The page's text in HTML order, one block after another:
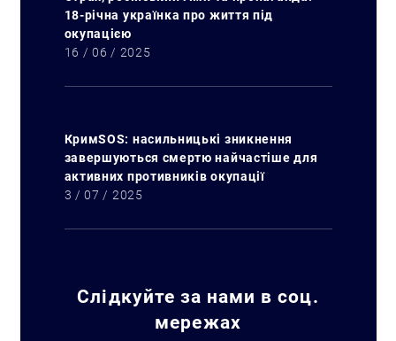
18-річна українка про життя під
окупацією
16 / 06 / 2025
КримSOS: насильницькі зникнення
завершуються смертю найчастіше для
активних противників окупації
3 / 07 / 2025
Слідкуйте за нами в соц.
мережах